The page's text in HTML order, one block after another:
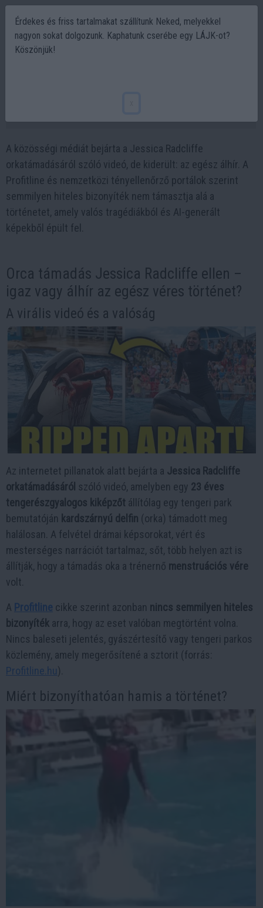
A közösségi médiát bejárta a Jessica Radcliffe
orkatámadásáról szóló videó, de kiderült: az egész álhír. A
Profitline és nemzetközi tényellenőrző portálok szerint
semmilyen hiteles bizonyíték nem támasztja alá a
történetet, amely valós tragédiákból és AI-generált
képekből épült fel.
Orca támadás Jessica Radcliffe ellen –
igaz vagy álhír az egész véres történet?
A virális videó és a valóság
Az internetet pillanatok alatt bejárta a Jessica Radcliffe
orkatámadásáról szóló videó, amelyben egy 23 éves
tengerészgyalogos kiképzőt állítólag egy tengeri park
bemutatóján kardszárnyú delfin (orka) támadott meg
halálosan. A felvétel drámai képsorokat, vért és
mesterséges narrációt tartalmaz, sőt, több helyen azt is
állítják, hogy a támadás oka a trénernő menstruációs vére
volt.
A Profitline cikke szerint azonban nincs semmilyen hiteles
bizonyíték arra, hogy az eset valóban megtörtént volna.
Nincs baleseti jelentés, gyászértesítő vagy tengeri parkos
közlemény, amely megerősítené a sztorit (forrás:
Profitline.hu).
Miért bizonyíthatóan hamis a történet?
Érdekes és friss tartalmakat szállítunk Neked, melyekkel
nagyon sokat dolgozunk. Kaphatunk cserébe egy LÁJK-ot?
Köszönjük!